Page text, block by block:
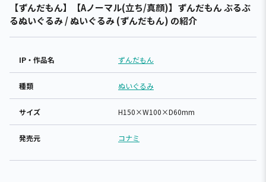
【ずんだもん】【Aノーマル(立ち/真顔)】ずんだもん ぶるぶ
るぬいぐるみ / ぬいぐるみ (ずんだもん) の紹介
IP・作品名 ずんだもん
種類 ぬいぐるみ
サイズ H150×W100×D60mm
発売元 コナミ